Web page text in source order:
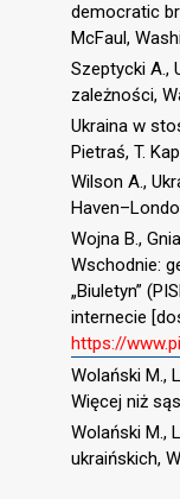
democratic
McFaul,
Szeptycki A.,
zależności,
Ukraina w
Pietraś, T.
Wilson A.,
Wojna B.,
Wschodnie:
„Biuletyn”
internecie
https://
Wolański M.,
Więcej niż
Wolański M.,
ukraińskich,